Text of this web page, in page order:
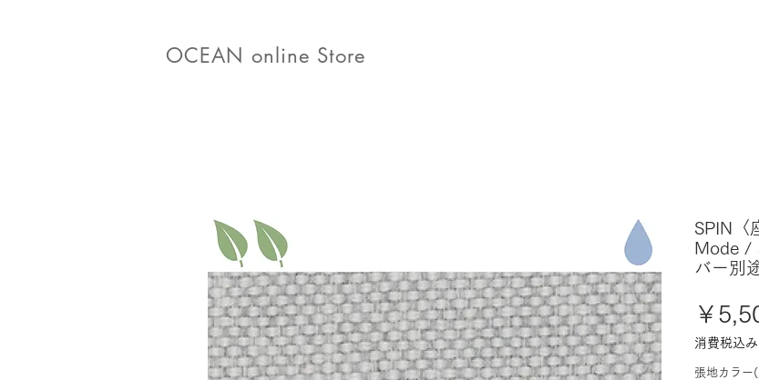
OCEAN online Store
SPIN〈
Mode /
バー別
￥
消費税込み
張地カラー